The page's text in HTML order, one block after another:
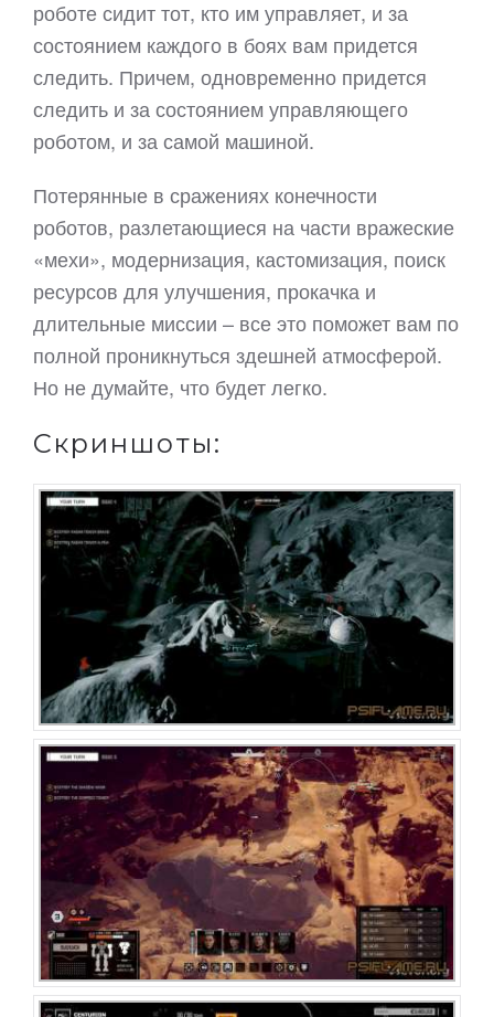
роботе сидит тот, кто им управляет, и за
состоянием каждого в боях вам придется
следить. Причем, одновременно придется
следить и за состоянием управляющего
роботом, и за самой машиной.
Потерянные в сражениях конечности
роботов, разлетающиеся на части вражеские
«мехи», модернизация, кастомизация, поиск
ресурсов для улучшения, прокачка и
длительные миссии – все это поможет вам по
полной проникнуться здешней атмосферой.
Но не думайте, что будет легко.
Скриншоты: